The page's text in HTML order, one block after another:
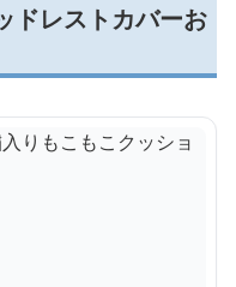
ドレストカバーお